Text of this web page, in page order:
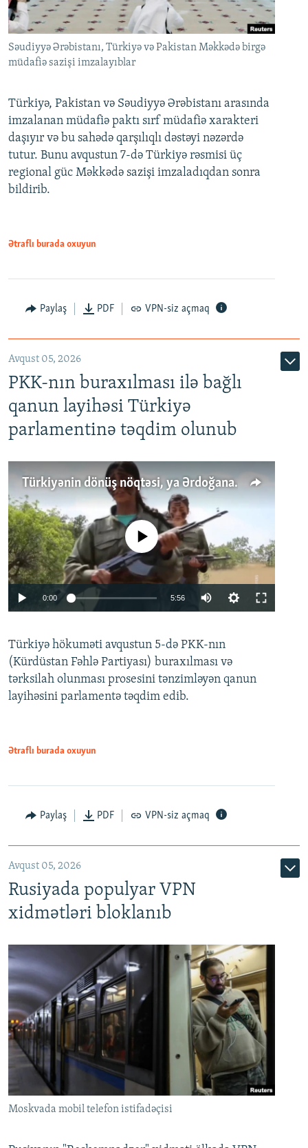
Səudiyyə Ərəbistanı, Türkiyə və Pakistan Məkkədə birgə
müdafiə sazişi imzalayıblar
Türkiyə, Pakistan və Səudiyyə Ərəbistanı arasında
imzalanan müdafiə paktı sırf müdafiə xarakteri
daşıyır və bu sahədə qarşılıqlı dəstəyi nəzərdə
tutur. Bunu avqustun 7-də Türkiyə rəsmisi üç
regional güc Məkkədə sazişi imzaladıqdan sonra
bildirib.
Ətraflı burada oxuyun
Paylaş PDF VPN-siz açmaq
Avqust 05, 2026
PKK-nın buraxılması ilə bağlı
qanun layihəsi Türkiyə
parlamentinə təqdim olunub
Türkiyənin dönüş nöqtəsi, ya Ərdoğana üçüncü şans: PKK ilə qəfil barışıq nə deməkdir?
Auto 240p 360p 480p
720p 1080p
No media source currently available
0:00 5:56
360p
480p
Türkiyə hökuməti avqustun 5-də PKK-nın
(Kürdüstan Fəhlə Partiyası) buraxılması və
tərksilah olunması prosesini tənzimləyən qanun
layihəsini parlamentə təqdim edib.
Ətraflı burada oxuyun
Paylaş PDF VPN-siz açmaq
Avqust 05, 2026
Rusiyada populyar VPN
xidmətləri bloklanıb
Moskvada mobil telefon istifadəçisi